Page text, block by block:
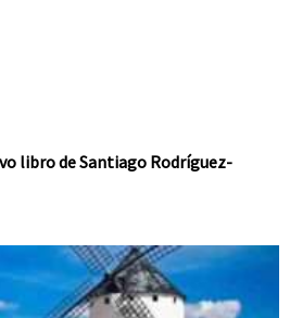
libro de Santiago Rodríguez-